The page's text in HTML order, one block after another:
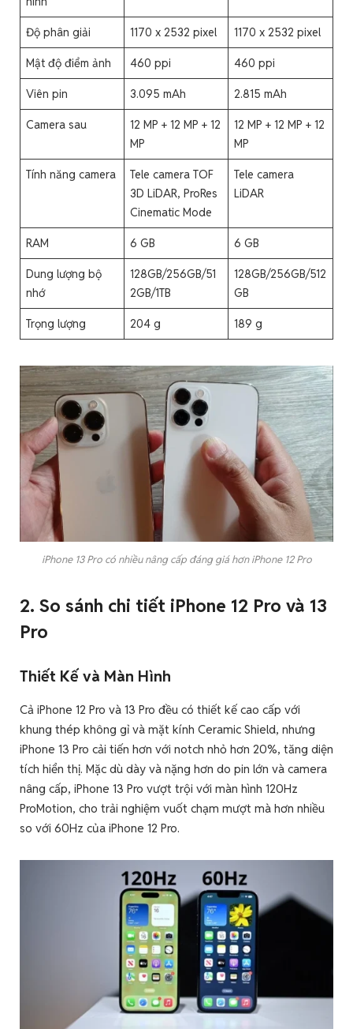
Độ phân giải 1170 x 2532 pixel 1170 x 2532 pixel
Mật độ điểm ảnh 460 ppi 460 ppi
Viên pin 3.095 mAh 2.815 mAh
Camera sau
12 MP + 12 MP + 12
MP
12 MP + 12 MP + 12
MP
Tính năng camera
Tele camera TOF
3D LiDAR, ProRes
Cinematic Mode
Tele camera
LiDAR
RAM 6 GB 6 GB
Dung lượng bộ
nhớ
128GB/256GB/51
2GB/1TB
128GB/256GB/512
GB
Trọng lượng 204 g 189 g
iPhone 13 Pro có nhiều nâng cấp đáng giá hơn iPhone 12 Pro
2. So sánh chi tiết iPhone 12 Pro và 13
Pro
Thiết Kế và Màn Hình
Cả iPhone 12 Pro và 13 Pro đều có thiết kế cao cấp với
khung thép không gỉ và mặt kính Ceramic Shield, nhưng
iPhone 13 Pro cải tiến hơn với notch nhỏ hơn 20%, tăng diện
tích hiển thị. Mặc dù dày và nặng hơn do pin lớn và camera
nâng cấp, iPhone 13 Pro vượt trội với màn hình 120Hz
ProMotion, cho trải nghiệm vuốt chạm mượt mà hơn nhiều
so với 60Hz của iPhone 12 Pro.